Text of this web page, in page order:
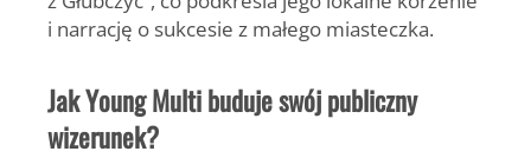
i narrację o sukcesie z małego miasteczka.
Jak Young Multi buduje swój publiczny
wizerunek?